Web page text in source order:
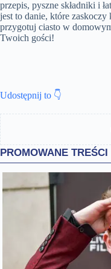
przepis, pyszne składniki i
jest to danie, które
przygotuj ciasto w
Twoich gości!
Udostępnij to 👇